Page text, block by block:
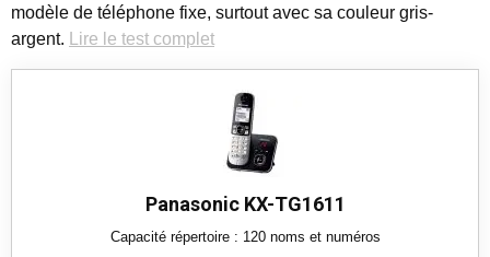
modèle de téléphone fixe, surtout avec sa couleur gris-
argent.
Lire le test complet
Panasonic KX-TG1611
Capacité répertoire : 120 noms et numéros